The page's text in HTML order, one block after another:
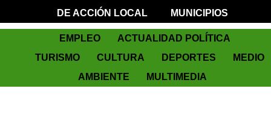
DE ACCIÓN LOCAL
MUNICIPIOS
EMPLEO
ACTUALIDAD POLÍTICA
TURISMO
CULTURA DEPORTES
MEDIO
AMBIENTE
MULTIMEDIA